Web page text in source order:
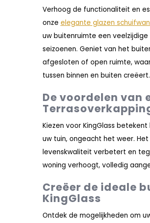
Verhoog de functionaliteit en
onze elegante glazen
uw buitenruimte een
seizoenen. Geniet van het
afgesloten of open ruimte,
tussen binnen en buiten creëert.
De voordelen van
Kiezen voor KingGlass
uw tuin, ongeacht het weer.
levenskwaliteit verbetert en
woning verhoogt, volledig
Creëer de ideale
KingGlass
Ontdek de mogelijkheden om